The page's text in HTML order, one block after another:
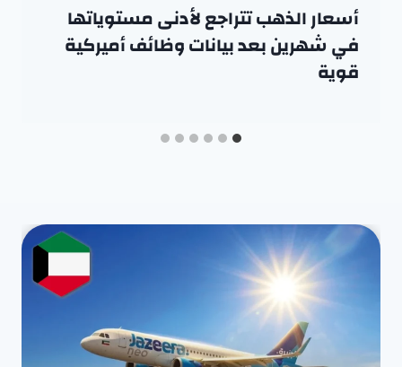
أسعار الذهب تتراجع لأدنى مستوياتها
في شهرين بعد بيانات وظائف أميركية
قوية